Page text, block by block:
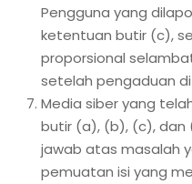
Pengguna yang
ketentuan butir (c),
proporsional
setelah pengaduan
Media siber yang
butir (a), (b), (c),
jawab atas masalah
pemuatan isi yang